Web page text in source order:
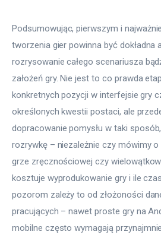
Podsumowując, pierwszym i
tworzenia gier powinna być dokładna
rozrysowanie całego scenariusza
założeń gry. Nie jest to co prawda
konkretnych pozycji w interfejsie gry
określonych kwestii postaci, ale
dopracowanie pomysłu w taki
rozrywkę – niezależnie czy mówimy
grze zręcznościowej czy
kosztuje wyprodukowanie gry i ile
pozorom zależy to od złożoności
pracujących – nawet proste gry na
mobilne często wymagają